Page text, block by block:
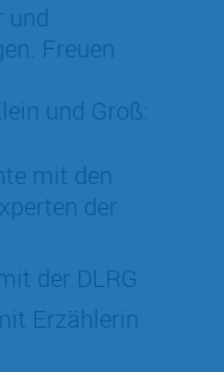
und
Freuen
und Groß:
mit den
der
der DLRG
Erzählerin